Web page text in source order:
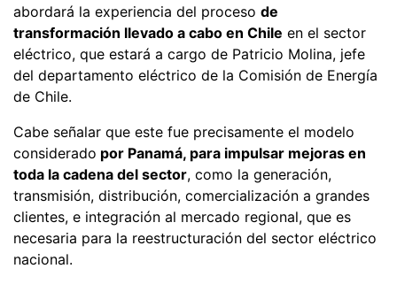
abordará la experiencia del proceso de
transformación llevado a cabo en Chile en el sector
eléctrico, que estará a cargo de Patricio Molina, jefe
del departamento eléctrico de la Comisión de Energía
de Chile.
Cabe señalar que este fue precisamente el modelo
considerado por Panamá, para impulsar mejoras en
toda la cadena del sector, como la generación,
transmisión, distribución, comercialización a grandes
clientes, e integración al mercado regional, que es
necesaria para la reestructuración del sector eléctrico
nacional.